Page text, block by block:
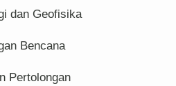
dan Geofisika
Bencana
Pertolongan